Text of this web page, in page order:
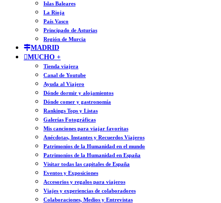
Islas Baleares
La Rioja
País Vasco
Principado de Asturias
Región de Murcia
MADRID
MUCHO +
Tienda viajera
Canal de Youtube
Ayuda al Viajero
Dónde dormir y alojamientos
Dónde comer y gastronomía
Rankings Tops y Listas
Galerías Fotográficas
Mis canciones para viajar favoritas
Anécdotas, Instantes y Recuerdos Viajeros
Patrimonios de la Humanidad en el mundo
Patrimonios de la Humanidad en España
Visitar todas las capitales de España
Eventos y Exposiciones
Accesorios y regalos para viajeros
Viajes y experiencias de colaboradores
Colaboraciones, Medios y Entrevistas